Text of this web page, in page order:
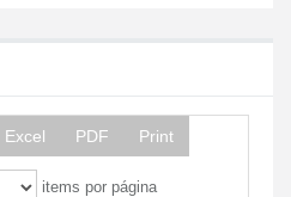
Excel PDF Print
items por página